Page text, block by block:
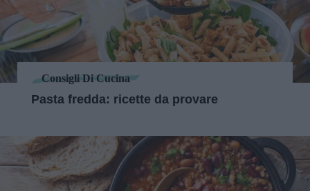
Consigli Di Cucina
Pasta fredda: ricette da provare